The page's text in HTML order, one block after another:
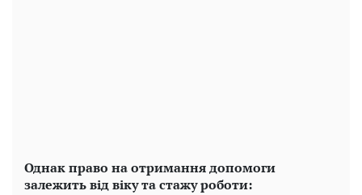
Однак право на отримання допомоги
залежить від віку та стажу роботи: